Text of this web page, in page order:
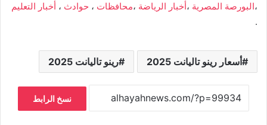
،البورصة المصرية ،أخبار الرياضة ،محافظات ، حوادث ، أخبار التعليم
.
أسعار رينو تاليانت 2025 رينو تاليانت 2025
نسخ الرابط